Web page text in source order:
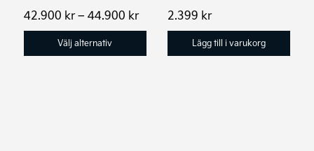
42.900 kr– 44.900 krPrisintervall:
42.900 kr
44.900 kr
Välj alternativ
2.399 kr
Lägg till i varukorg